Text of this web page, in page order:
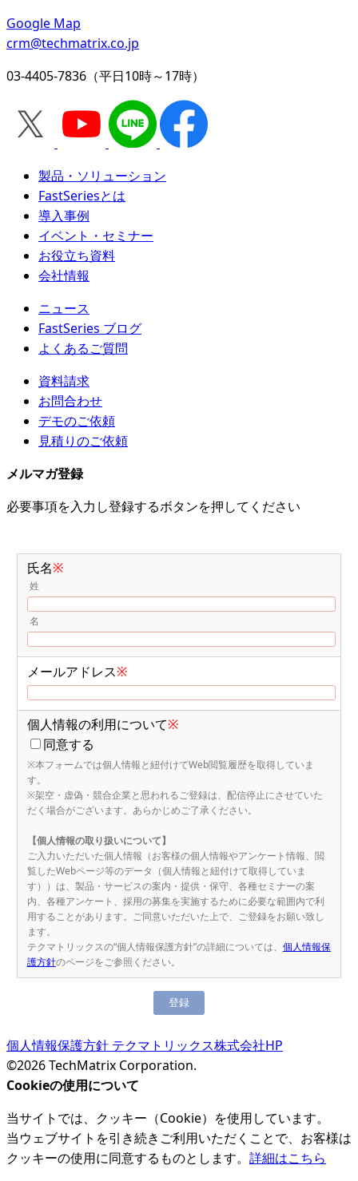
Google Map
crm@techmatrix.co.jp
03-4405-7836（平日10時～17時）
製品・ソリューション
FastSeriesとは
導入事例
イベント・セミナー
お役立ち資料
会社情報
ニュース
FastSeries ブログ
よくあるご質問
資料請求
お問合わせ
デモのご依頼
見積りのご依頼
メルマガ登録
必要事項を入力し登録するボタンを押してください
氏名※
姓
名
メールアドレス※
個人情報の利用について※
同意する
※本フォームでは個人情報と紐付けてWeb閲覧履歴を取得していま
す。
※架空・虚偽・競合企業と思われるご登録は、配信停止にさせていた
だく場合がございます。あらかじめご了承ください。
【個人情報の取り扱いについて】
ご入力いただいた個人情報（お客様の個人情報やアンケート情報、閲
覧したWebページ等のデータ（個人情報と紐付けて取得していま
す））は、製品・サービスの案内・提供・保守、各種セミナーの案
内、各種アンケート、採用の募集を実施するために必要な範囲内で利
用することがあります。ご同意いただいた上で、ご登録をお願い致し
ます。
テクマトリックスの“個人情報保護方針”の詳細については、 個人情報保
護方針のページをご参照ください。
個人情報保護方針 テクマトリックス株式会社HP
©2026 TechMatrix Corporation.
Cookieの使用について
当サイトでは、クッキー（Cookie）を使用しています。
当ウェブサイトを引き続きご利用いただくことで、お客様は
クッキーの使用に同意するものとします。 詳細はこちら